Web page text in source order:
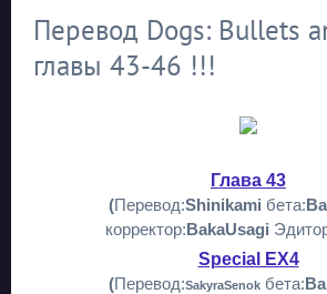
Перевод Dogs: Bullets
главы 43-46 !!!
Глава 43
(Перевод:Shinikami бета:
корректор:BakaUsagi
Special EX4
(Перевод:SakyraSenok бета: